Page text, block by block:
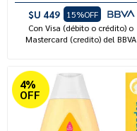
$U 449
15%OFF
Con Visa (débito o crédito) o
Mastercard (credito) del BBVA
4%
OFF